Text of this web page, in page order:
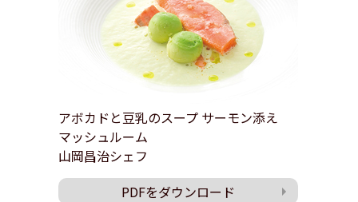
アボカドと豆乳のスープ サーモン添え
マッシュルーム
山岡昌治シェフ
PDFをダウンロード